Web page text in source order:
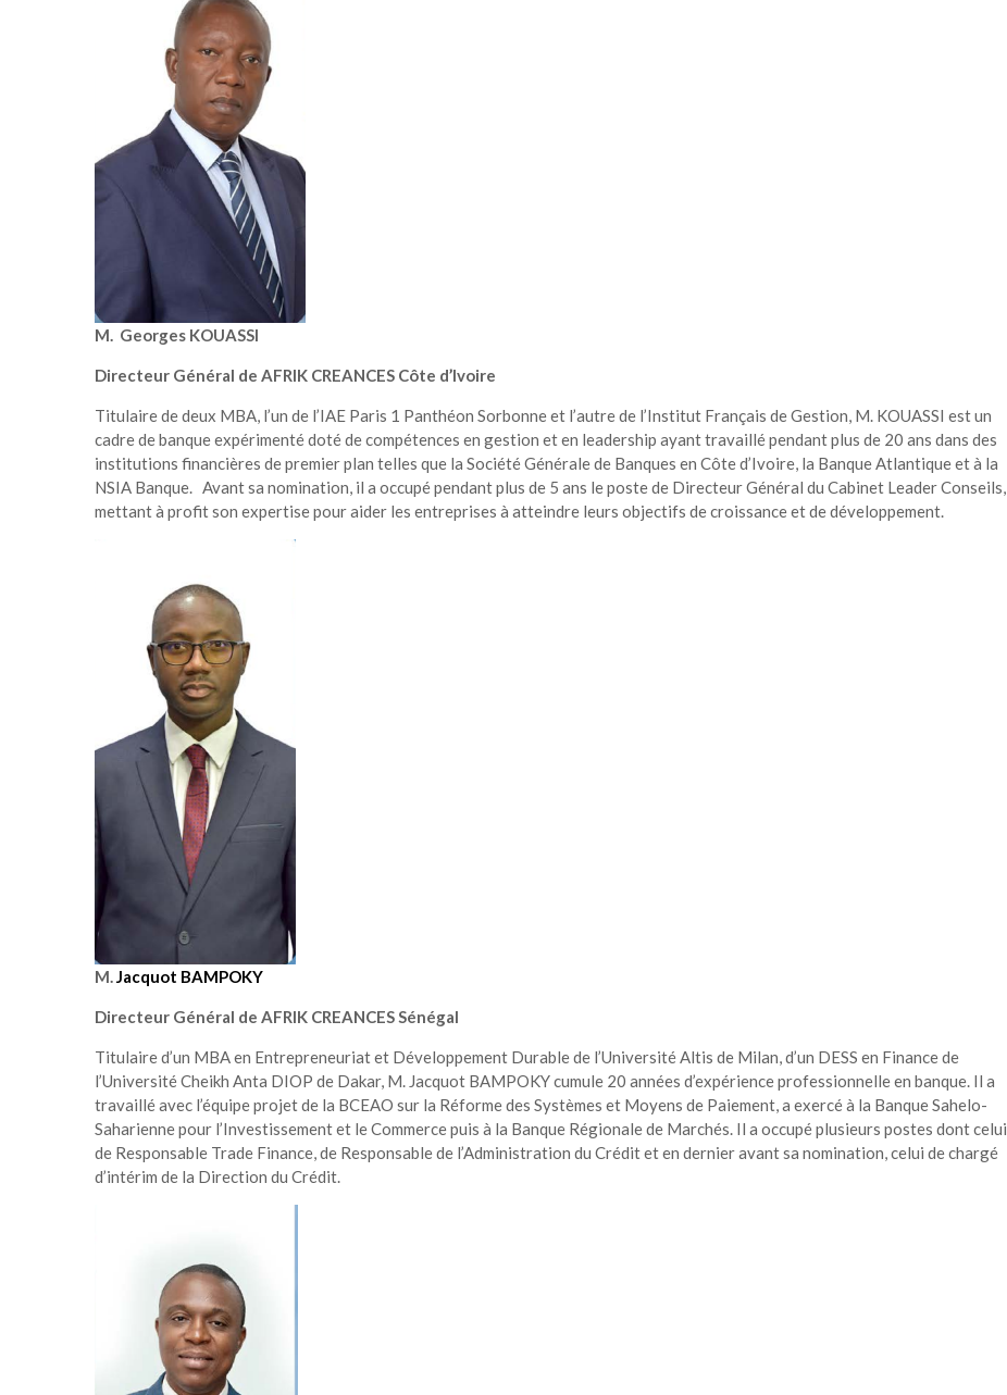
M. Georges KOUASSI
Directeur Général de AFRIK CREANCES Côte d’Ivoire
Titulaire de deux MBA, l’un de l’IAE Paris 1 Panthéon Sorbonne et l’autre de l’Institut Français de Gestion, M. KOUASSI est un
cadre de banque expérimenté doté de compétences en gestion et en leadership ayant travaillé pendant plus de 20 ans dans des
institutions financières de premier plan telles que la Société Générale de Banques en Côte d’Ivoire, la Banque Atlantique et à la
NSIA Banque. Avant sa nomination, il a occupé pendant plus de 5 ans le poste de Directeur Général du Cabinet Leader Conseils,
mettant à profit son expertise pour aider les entreprises à atteindre leurs objectifs de croissance et de développement.
M.Jacquot BAMPOKY
Directeur Général de AFRIK CREANCES Sénégal
Titulaire d’un MBA en Entrepreneuriat et Développement Durable de l’Université Altis de Milan, d’un DESS en Finance de
l’Université Cheikh Anta DIOP de Dakar, M. Jacquot BAMPOKY cumule 20 années d’expérience professionnelle en banque. Il a
travaillé avec l’équipe projet de la BCEAO sur la Réforme des Systèmes et Moyens de Paiement, a exercé à la Banque Sahelo-
Saharienne pour l’Investissement et le Commerce puis à la Banque Régionale de Marchés. Il a occupé plusieurs postes dont celui
de Responsable Trade Finance, de Responsable de l’Administration du Crédit et en dernier avant sa nomination, celui de chargé
d’intérim de la Direction du Crédit.